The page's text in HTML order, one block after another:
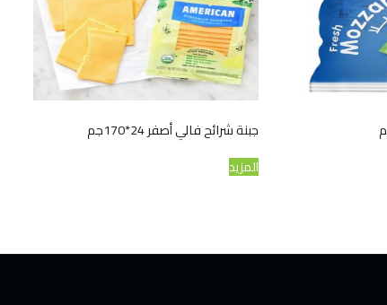
جبنة شرائح فالي أصفر 24*170جم
المزيد